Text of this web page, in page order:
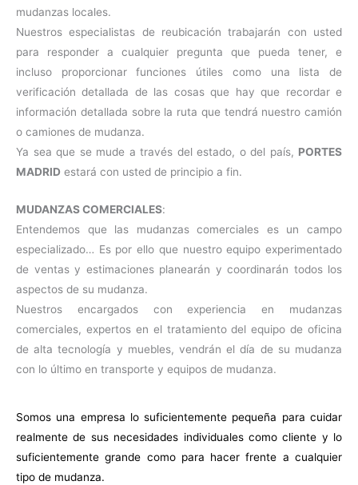
mudanzas locales.
Nuestros especialistas de reubicación trabajarán con usted
para responder a cualquier pregunta que pueda tener, e
incluso proporcionar funciones útiles como una lista de
verificación detallada de las cosas que hay que recordar e
información detallada sobre la ruta que tendrá nuestro camión
o camiones de mudanza.
Ya sea que se mude a través del estado, o del país, PORTES
MADRID estará con usted de principio a fin.
MUDANZAS COMERCIALES:
Entendemos que las mudanzas comerciales es un campo
especializado… Es por ello que nuestro equipo experimentado
de ventas y estimaciones planearán y coordinarán todos los
aspectos de su mudanza.
Nuestros encargados con experiencia en mudanzas
comerciales, expertos en el tratamiento del equipo de oficina
de alta tecnología y muebles, vendrán el día de su mudanza
con lo último en transporte y equipos de mudanza.
Somos una empresa lo suficientemente pequeña para cuidar
realmente de sus necesidades individuales como cliente y lo
suficientemente grande como para hacer frente a cualquier
tipo de mudanza.